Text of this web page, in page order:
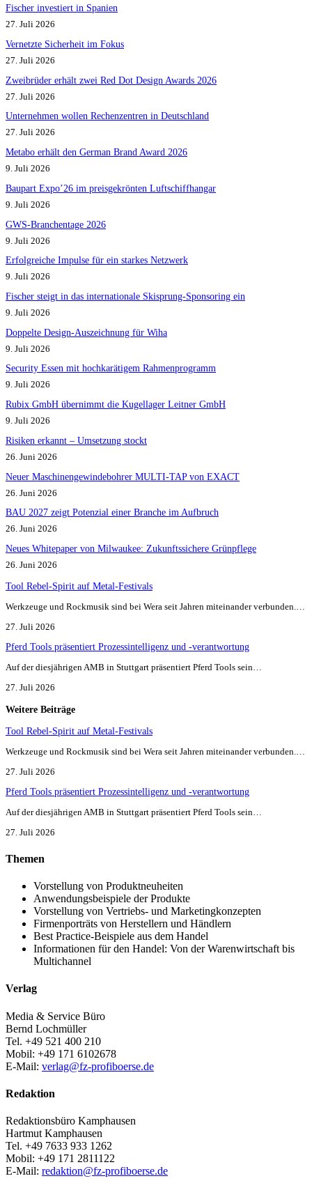
Fischer investiert in Spanien
27. Juli 2026
Vernetzte Sicherheit im Fokus
27. Juli 2026
Zweibrüder erhält zwei Red Dot Design Awards 2026
27. Juli 2026
Unternehmen wollen Rechenzentren in Deutschland
27. Juli 2026
Metabo erhält den German Brand Award 2026
9. Juli 2026
Baupart Expo’26 im preisgekrönten Luftschiffhangar
9. Juli 2026
GWS-Branchentage 2026
9. Juli 2026
Erfolgreiche Impulse für ein starkes Netzwerk
9. Juli 2026
Fischer steigt in das internationale Skisprung-Sponsoring ein
9. Juli 2026
Doppelte Design-Auszeichnung für Wiha
9. Juli 2026
Security Essen mit hochkarätigem Rahmenprogramm
9. Juli 2026
Rubix GmbH übernimmt die Kugellager Leitner GmbH
9. Juli 2026
Risiken erkannt – Umsetzung stockt
26. Juni 2026
Neuer Maschinengewindebohrer MULTI-TAP von EXACT
26. Juni 2026
BAU 2027 zeigt Potenzial einer Branche im Aufbruch​
26. Juni 2026
Neues Whitepaper von Milwaukee: Zukunftssichere Grünpflege
26. Juni 2026
Tool Rebel-Spirit auf Metal-Festivals
Werkzeuge und Rockmusik sind bei Wera seit Jahren miteinander verbunden.…
27. Juli 2026
Pferd Tools präsentiert Prozessintelligenz und -verantwortung
Auf der diesjährigen AMB in Stuttgart präsentiert Pferd Tools sein…
27. Juli 2026
Weitere Beiträge
Tool Rebel-Spirit auf Metal-Festivals
Werkzeuge und Rockmusik sind bei Wera seit Jahren miteinander verbunden.…
27. Juli 2026
Pferd Tools präsentiert Prozessintelligenz und -verantwortung
Auf der diesjährigen AMB in Stuttgart präsentiert Pferd Tools sein…
27. Juli 2026
Themen
Vorstellung von Produktneuheiten
Anwendungsbeispiele der Produkte
Vorstellung von Vertriebs- und Marketingkonzepten
Firmenporträts von Herstellern und Händlern
Best Practice-Beispiele aus dem Handel
Informationen für den Handel: Von der Warenwirtschaft bis
Multichannel
Verlag
Media & Service Büro
Bernd Lochmüller
Tel. +49 521 400 210
Mobil: +49 171 6102678
E-Mail: verlag@fz-profiboerse.de
Redaktion
Redaktionsbüro Kamphausen
Hartmut Kamphausen
Tel. +49 7633 933 1262
Mobil: +49 171 2811122
E-Mail: redaktion@fz-profiboerse.de